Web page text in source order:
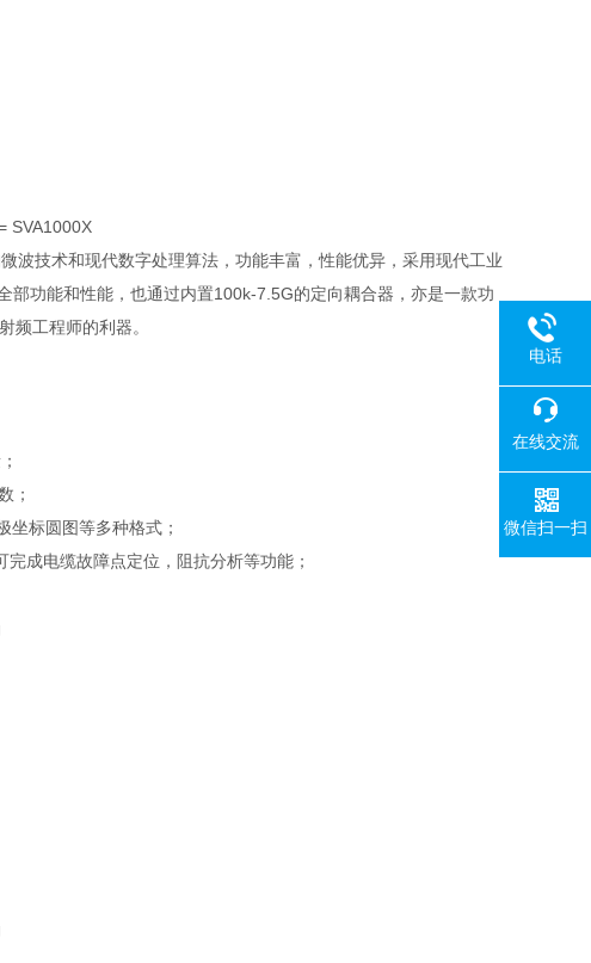
SVA1000X
波技术和现代数字处理算法，功能丰富，性能优异，采用现代工业
部功能和性能，也通过内置100k-7.5G的定向耦合器，亦是一款功
频工程师的利器。
；
坐标圆图等多种格式；
成电缆故障点定位，阻抗分析等功能；
电话
在线交流
微信扫一扫